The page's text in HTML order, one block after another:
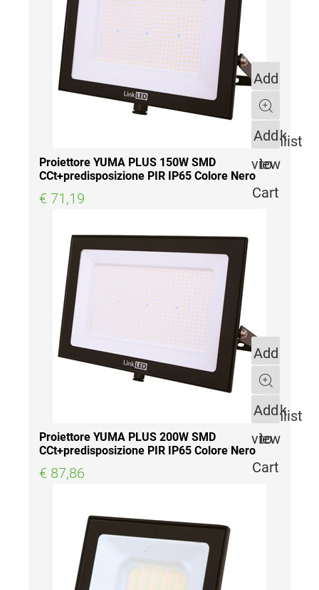
Add
to
Wishlist
Quick
view
Quantity
Add
to
Cart
Proiettore YUMA PLUS 150W SMD
CCt+predisposizione PIR IP65 Colore Nero
€ 71,19
Add
to
Wishlist
Quick
view
Quantity
Add
to
Cart
Proiettore YUMA PLUS 200W SMD
CCt+predisposizione PIR IP65 Colore Nero
€ 87,86